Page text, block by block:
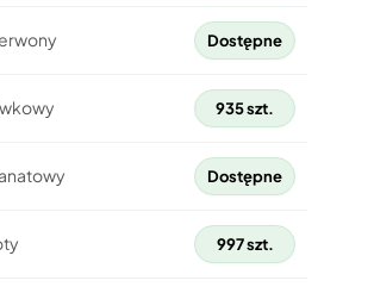
Dostępne
935 szt.
Dostępne
997 szt.